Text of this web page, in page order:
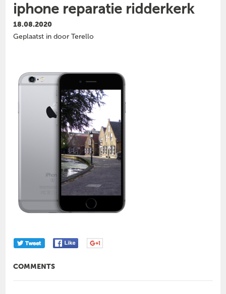
iphone reparatie ridderkerk
18.08.2020
Geplaatst in door Terello
COMMENTS